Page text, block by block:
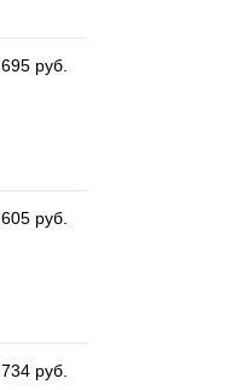
695 руб.
605 руб.
734 руб.